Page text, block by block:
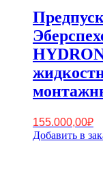
155.000,00₽
Добавить в